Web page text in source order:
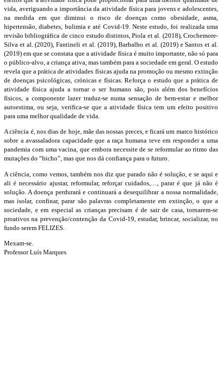
vida, averiguando a importância da atividade física para jovens e adolescentes,
na medida em que diminui o risco de doenças como obesidade, asma,
hipertensão, diabetes, bulimia e até Covid-19. Neste estudo, foi realizada uma
revisão bibliográfica de cinco estudo distintos, Piola et al. (2018), Crochemore-
Silva et al. (2020), Fantineli et al. (2019), Barbalho et al. (2019) e Santos et al.
(2019) em que se constata que a atividade física é muito importante, não só para
o público-alvo, a criança ativa, mas também para a sociedade em geral. O estudo
revela que a prática de atividades físicas ajuda na promoção ou mesmo extinção
de doenças psicológicas, crónicas e físicas. Reforça o estudo que a prática de
atividade física ajuda a tornar o ser humano são, pois além dos benefícios
físicos, a componente lazer traduz-se numa sensação de bem-estar e melhor
autoestima, ou seja, verifica-se que a atividade física tem um efeito positivo
para uma melhor qualidade de vida.
A ciência é, nos dias de hoje, mãe das nossas preces, e ficará um marco histórico
sobre a avassaladora capacidade que a raça humana teve em responder a uma
pandemia com uma vacina, que embora necessite de se reformular ao ritmo das
mutações do “bicho”, mas que nos dá confiança para o futuro.
A ciência, como vemos, também nos diz que parado não é solução, e se aqui e
ali é necessário ajustar, reformular, reforçar cuidados,…, parar é que já não é
solução. A doença perdurará e continuará a desequilibrar a nossa normalidade,
mas isolar, confinar, parar são palavras completamente em extinção, o que a
sociedade, e em especial as crianças precisam é de sair de casa, tornarem-se
proativos na prevenção/contenção da Covid-19, estudar, brincar, socializar, no
fundo serem FELIZES.
Mexam-se.
Professor Luís Marques